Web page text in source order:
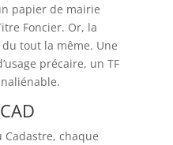
papier de mairie
Foncier. Or, la
tout la même. Une
précaire, un TF
chaque